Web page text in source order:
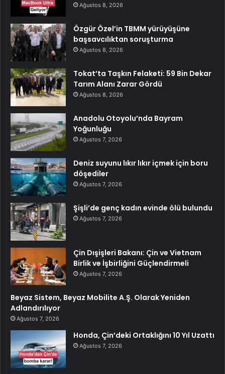
Ağustos 8, 2026
Özgür Özel’in TBMM yürüyüşüne
başsavcılıktan soruşturma
Ağustos 8, 2026
Tokat’ta Taşkın Felaketi: 59 Bin Dekar
Tarım Alanı Zarar Gördü
Ağustos 8, 2026
Anadolu Otoyolu’nda Bayram
Yoğunluğu
Ağustos 7, 2026
Deniz suyunu lıkır lıkır içmek için boru
döşediler
Ağustos 7, 2026
Şişli’de genç kadın evinde ölü bulundu
Ağustos 7, 2026
Çin Dışişleri Bakanı: Çin ve Vietnam
Birlik ve İşbirliğini Güçlendirmeli
Ağustos 7, 2026
Beyaz Sistem, Beyaz Mobilite A.Ş. Olarak Yeniden
Adlandırılıyor
Ağustos 7, 2026
Honda, Çin’deki Ortaklığını 10 Yıl Uzattı
Ağustos 7, 2026